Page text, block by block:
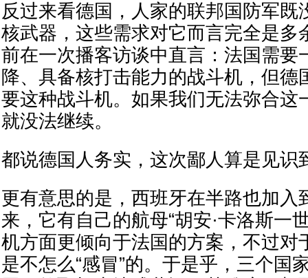
反过来看德国，人家的联邦国防军既
核武器，这些需求对它而言完全是多
前在一次播客访谈中直言：法国需要
降、具备核打击能力的战斗机，但德
要这种战斗机。如果我们无法弥合这
就没法继续。
都说德国人务实，这次鄙人算是见识
更有意思的是，西班牙在半路也加入
来，它有自己的航母“胡安·卡洛斯一
机方面更倾向于法国的方案，不过对
是不怎么“感冒”的。于是乎，三个国